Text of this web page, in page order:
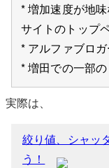
* 増加速度が地
サイトのトップ
* アルファブロ
* 増田での一部
実際は、
絞り値、シャッ
う！